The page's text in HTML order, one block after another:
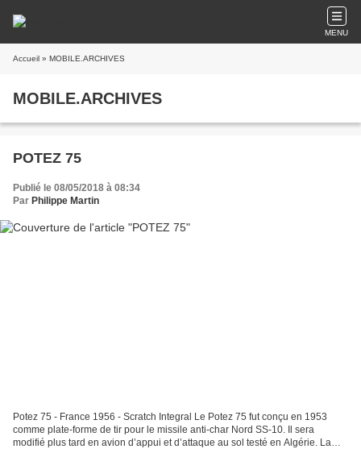
MENU
Accueil » MOBILE.ARCHIVES
MOBILE.ARCHIVES
POTEZ 75
Publié le 08/05/2018 à 08:34
Par Philippe Martin
Potez 75 - France 1956 - Scratch Integral Le Potez 75 fut conçu en 1953
comme plate-forme de tir pour le missile anti-char Nord SS-10. Il sera
modifié plus tard en avion d’appui et d’attaque au sol testé en Algérie. La